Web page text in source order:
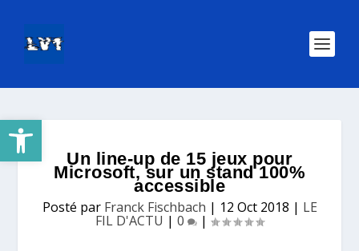
Ouvrir la barre d’outils
Un line-up de 15 jeux pour
Microsoft, sur un stand 100%
accessible
Posté par Franck Fischbach | 12 Oct 2018 | LE
FIL D'ACTU | 0 |